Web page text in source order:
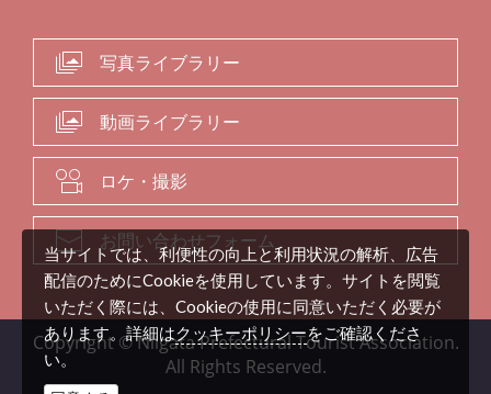
写真ライブラリー
動画ライブラリー
ロケ・撮影
お問い合わせフォーム
Copyright © Niigata Prefectural Tourist Association.
All Rights Reserved.
当サイトでは、利便性の向上と利用状況の解析、広告
配信のためにCookieを使用しています。サイトを閲覧
いただく際には、Cookieの使用に同意いただく必要が
あります。詳細はクッキーポリシーをご確認くださ
い。